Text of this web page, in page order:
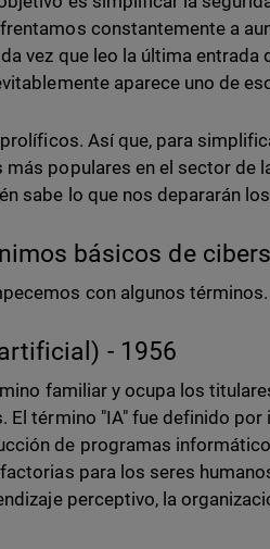
constantemente a
vez que leo la última
aparece uno de
Así que, para
populares en el sector de
sabe lo que nos depararán
básicos de
con algunos términos.
- 1956
familiar y ocupa los
El término "IA" fue definido
de programas
para los seres
perceptivo, la